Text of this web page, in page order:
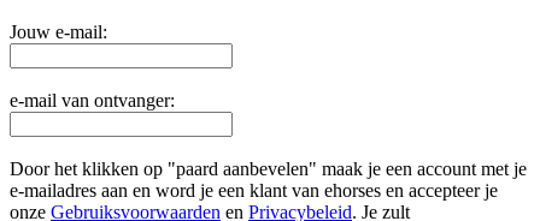
Jouw e-mail:
e-mail van ontvanger:
Door het klikken op "paard aanbevelen" maak je een account met je
e-mailadres aan en word je een klant van ehorses en accepteer je
onze Gebruiksvoorwaarden en Privacybeleid. Je zult